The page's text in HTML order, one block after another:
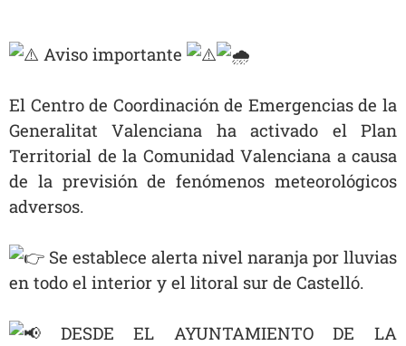
Aviso importante
El Centro de Coordinación de Emergencias de la
Generalitat Valenciana ha activado el Plan
Territorial de la Comunidad Valenciana a causa
de la previsión de fenómenos meteorológicos
adversos.
Se establece alerta nivel naranja por lluvias
en todo el interior y el litoral sur de Castelló.
DESDE EL AYUNTAMIENTO DE LA